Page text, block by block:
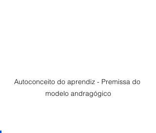
Autoconceito do aprendiz - Premissa do
modelo andragógico